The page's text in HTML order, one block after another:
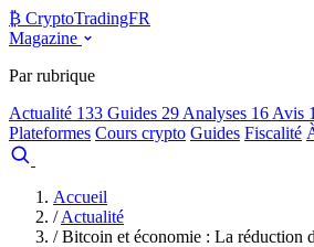
₿ CryptoTradingFR
Magazine
Par rubrique
Actualité 133 Guides 29 Analyses 16 Avis
Plateformes Cours crypto Guides Fiscalité
Accueil
/ Actualité
/ Bitcoin et économie : La réduction